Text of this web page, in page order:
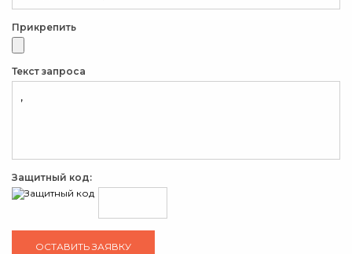
Прикрепить
Текст запроса
Защитный код: